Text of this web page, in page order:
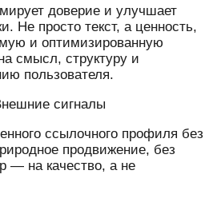
доверие и улучшает
Не просто текст, а ценность,
и оптимизированную
смысл, структуру и
пользователя.
сигналы
ссылочного профиля без
продвижение, без
— на качество, а не